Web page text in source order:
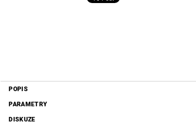
POPIS
PARAMETRY
DISKUZE